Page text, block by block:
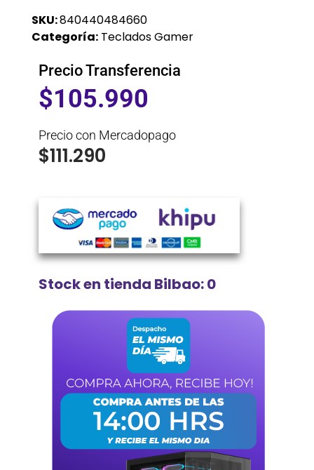
SKU:840440484660
Categoría: Teclados Gamer
Precio Transferencia
$105.990
Precio con Mercadopago
$111.290
Stock en tienda Bilbao: 0